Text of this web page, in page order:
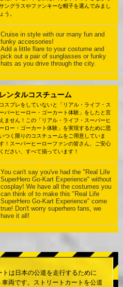
ングラスやファンキーな帽子を選んでみまし
ょう。
Cruise in style with our many fun and
funky accessories!
Add a little flare to your costume and
pick out a pair of sunglasses or funky
hats as you drive through the city.
レンタルコスチューム
コスプレをしていないと「リアル・ライフ・ス
ーパーヒーロー・ゴーカート体験」をしたと言
えません！この「リアル・ライフ・スーパーヒ
ーロー・ゴーカート体験」を実現するために思
いつく限りのコスチュームをご用意していま
！スーパーヒーローファンの皆さん、ご安心
ください、すべて揃っています！
You can't say you've had the "Real Life
SuperHero Go-Kart Experience" without
cosplay! We have all the costumes you
can think of to make this "Real Life
SuperHero Go-Kart Experience" come
true! Don't worry superhero fans, we
have it all!
トは日本の公道を走行するために
両です。ストリートカートを公道